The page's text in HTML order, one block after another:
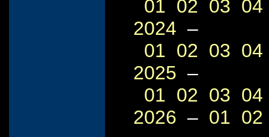
01 02 03 04
2024 –
01 02 03 04
2025 –
01 02 03 04
2026 – 01 02